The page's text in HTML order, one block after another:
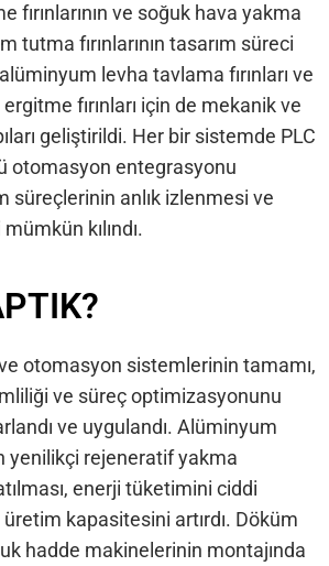
fırınlarının ve soğuk hava yakma
tutma fırınlarının tasarım süreci
levha tavlama fırınları ve
fırınları için de mekanik ve
geliştirildi. Her bir sistemde PLC
otomasyon entegrasyonu
süreçlerinin anlık izlenmesi ve
kılındı.
otomasyon sistemlerinin tamamı,
ve süreç optimizasyonunu
ve uygulandı. Alüminyum
yenilikçi rejeneratif yakma
enerji tüketimini ciddi
kapasitesini artırdı. Döküm
hadde makinelerinin montajında